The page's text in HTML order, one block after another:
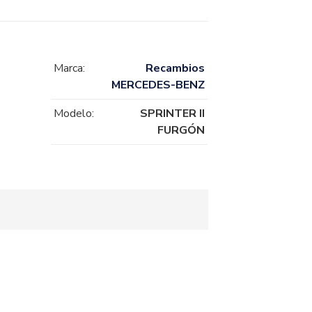
Marca:
Recambios
MERCEDES-BENZ
Modelo:
SPRINTER II
FURGÓN